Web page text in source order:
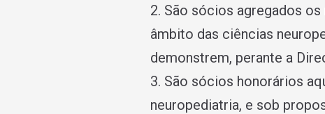
2. São sócios agregados
âmbito das ciências
demonstrem, perante a
3. São sócios honorários
neuropediatria, e sob